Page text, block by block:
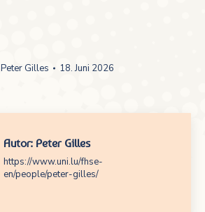
Peter Gilles 18. Juni 2026
Autor: Peter Gilles
https://www.uni.lu/fhse-
en/people/peter-gilles/